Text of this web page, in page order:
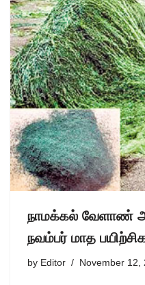
நாமக்கல் வேளாண்
நவம்பர் மாத
by Editor November 12,